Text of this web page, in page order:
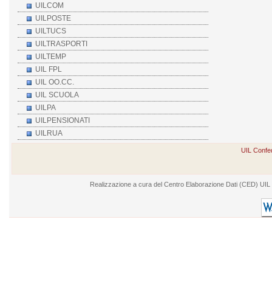
UILCOM
UILPOSTE
UILTUCS
UILTRASPORTI
UILTEMP
UIL FPL
UIL OO.CC.
UIL SCUOLA
UILPA
UILPENSIONATI
UILRUA
UIL
Realizzazione a cura del Centro Elaborazione Dati (CED)